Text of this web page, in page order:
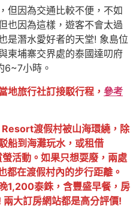
但因為交通比較不便，不如
也因為這樣，遊客不會太過
是潛水愛好者的天堂! 象島位
柬埔寨交界處的泰國達叨府
6~7小時。
地旅行社訂接駁行程， 參考
Resort渡假村被山海環繞，除
船到海灘玩水，或租借
活動。如果只想耍廢，兩處
都在渡假村內的步行距離。
1,200泰銖，含豐盛早餐，房
大訂房網站都是高分評價!